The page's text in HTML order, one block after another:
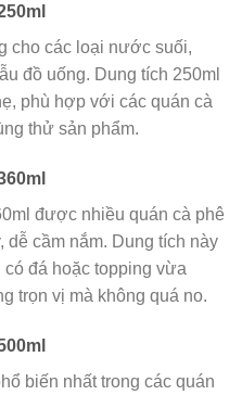
cho các loại nước suối,
đồ uống. Dung tích 250ml
phù hợp với các quán cà
thử sản phẩm.
được nhiều quán cà phê
cầm nắm. Dung tích này
đá hoặc topping vừa
trọn vị mà không quá no.
biến nhất trong các quán